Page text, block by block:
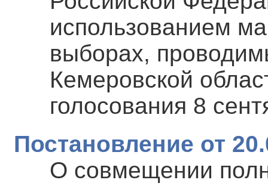
использованием
выборах,
Кемеровской
голосования 8
Постановление от
О совмещении